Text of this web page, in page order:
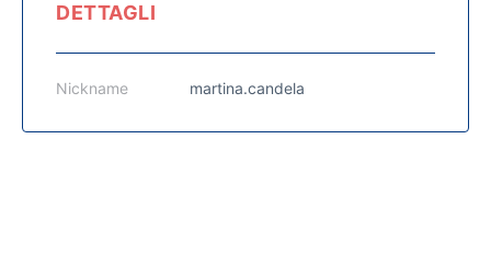
DETTAGLI
Nickname martina.candela